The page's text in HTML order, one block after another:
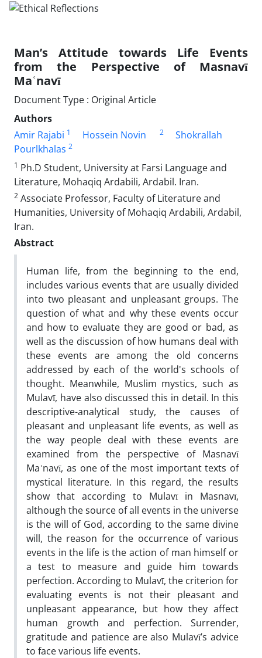
Manʼs Attitude towards Life Events
from the Perspective of Masnavī
Maʿnavī
Document Type : Original Article
Authors
Amir Rajabi 1 Hossein Novin 2
Shokrallah
Pourlkhalas 2
1 Ph.D Student, University at Farsi Language and
Literature, Mohaqiq Ardabili, Ardabil. Iran.
2 Associate Professor, Faculty of Literature and
Humanities, University of Mohaqiq Ardabili, Ardabil,
Iran.
Abstract
Human life, from the beginning to the end,
includes various events that are usually divided
into two pleasant and unpleasant groups. The
question of what and why these events occur
and how to evaluate they are good or bad, as
well as the discussion of how humans deal with
these events are among the old concerns
addressed by each of the world's schools of
thought. Meanwhile, Muslim mystics, such as
Mulavī, have also discussed this in detail. In this
descriptive-analytical study, the causes of
pleasant and unpleasant life events, as well as
the way people deal with these events are
examined from the perspective of Masnavī
Maʿnavī, as one of the most important texts of
mystical literature. In this regard, the results
show that according to Mulavī in Masnavī,
although the source of all events in the universe
is the will of God, according to the same divine
will, the reason for the occurrence of various
events in the life is the action of man himself or
a test to measure and guide him towards
perfection. According to Mulavī, the criterion for
evaluating events is not their pleasant and
unpleasant appearance, but how they affect
human growth and perfection. Surrender,
gratitude and patience are also Mulavīʼs advice
to face various life events.